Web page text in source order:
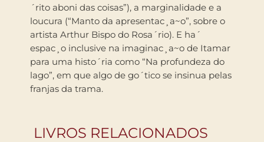
´rito aboni das coisas”), a marginalidade e a
loucura (“Manto da apresentac¸a~o”, sobre o
artista Arthur Bispo do Rosa´rio). E ha´
espac¸o inclusive na imaginac¸a~o de Itamar
para uma histo´ria como “Na profundeza do
lago”, em que algo de go´tico se insinua pelas
franjas da trama.
LIVROS RELACIONADOS